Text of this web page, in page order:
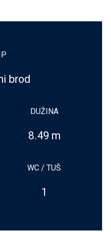
brod
DUŽINA
8.49 m
WC / TUŠ
1